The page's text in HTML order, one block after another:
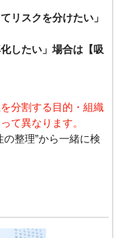
リスクを分けたい」
したい」場合は【吸
分割する目的・組織
て異なります。
整理”から一緒に検